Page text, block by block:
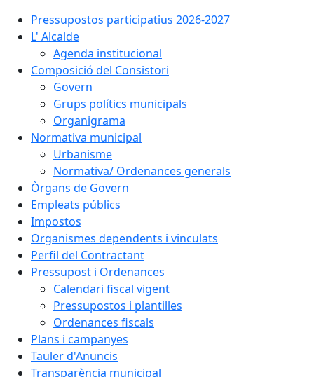
Pressupostos participatius 2026-2027
L' Alcalde
Agenda institucional
Composició del Consistori
Govern
Grups polítics municipals
Organigrama
Normativa municipal
Urbanisme
Normativa/ Ordenances generals
Òrgans de Govern
Empleats públics
Impostos
Organismes dependents i vinculats
Perfil del Contractant
Pressupost i Ordenances
Calendari fiscal vigent
Pressupostos i plantilles
Ordenances fiscals
Plans i campanyes
Tauler d'Anuncis
Transparència municipal